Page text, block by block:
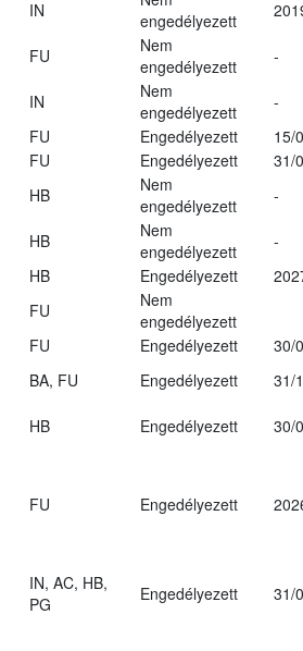
IN
engedélyezett
FU
Nem
engedélyezett
-
IN
Nem
engedélyezett
-
FU Engedélyezett
15/
FU Engedélyezett
31/
HB
Nem
engedélyezett
-
HB
Nem
engedélyezett
-
HB Engedélyezett
FU
Nem
engedélyezett
FU Engedélyezett
30/
BA, FU Engedélyezett
31/
HB Engedélyezett
30/
FU Engedélyezett
IN, AC, HB,
PG
Engedélyezett 31/